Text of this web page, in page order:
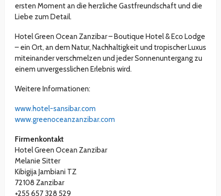
ersten Moment an die herzliche Gastfreundschaft und die
Liebe zum Detail.
Hotel Green Ocean Zanzibar – Boutique Hotel & Eco Lodge
– ein Ort, an dem Natur, Nachhaltigkeit und tropischer Luxus
miteinander verschmelzen und jeder Sonnenuntergang zu
einem unvergesslichen Erlebnis wird.
Weitere Informationen:
www.hotel-sansibar.com
www.greenoceanzanzibar.com
Firmenkontakt
Hotel Green Ocean Zanzibar
Melanie Sitter
Kibigija Jambiani TZ
72108 Zanzibar
+255 657 328 529